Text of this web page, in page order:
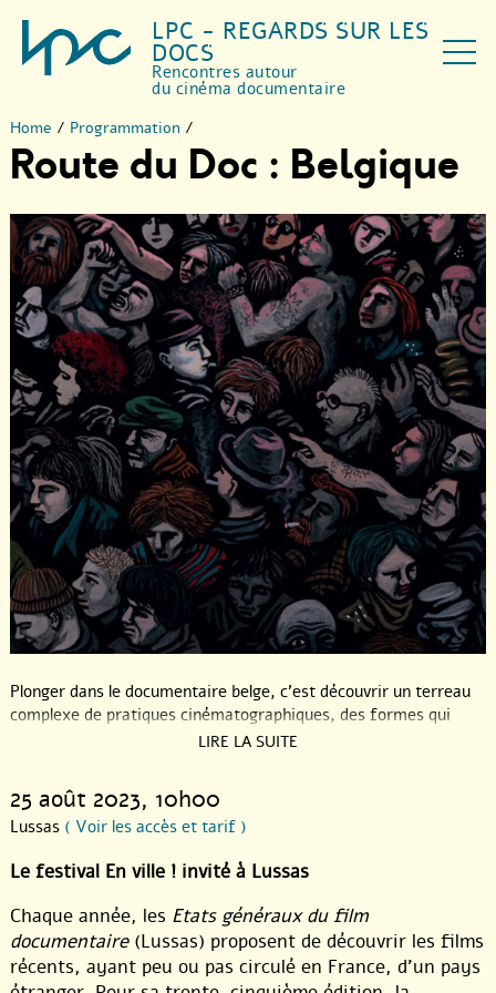
LPC - REGARDS SUR LES
DOCS
Rencontres autour
du cinéma documentaire
Home / Programmation /
Route du Doc : Belgique
Plonger dans le documentaire belge, c’est découvrir un terreau
complexe de pratiques cinématographiques, des formes qui
racontent l’insoumission de la pensée, des cinéastes qui se
Faux désordre et vrai plaisir de la musique, avec
lie, ou nous sépare - By the Throat ou Hit Him on the Head with
heavy hammer d’ailleurs, ça fait mal). Statues déboulonnées, il
est temps, par la poétesse Marie Paule Mugeni dans Speech for
a melting Statue ou mises à distance par 2 amies solidaires (
Les prières de Delphine ). Se cogner l’histoire coloniale et sa
LIRE LA SUITE
25 août 2023, 10h00
Lussas ( Voir les accès et tarif )
Le festival En ville ! invité à Lussas
Chaque année, les Etats généraux du film
documentaire(Lussas) proposent de découvrir les films
récents, ayant peu ou pas circulé en France, d’un pays